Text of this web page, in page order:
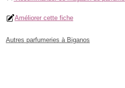
Améliorer cette fiche
Autres parfumeries à Biganos